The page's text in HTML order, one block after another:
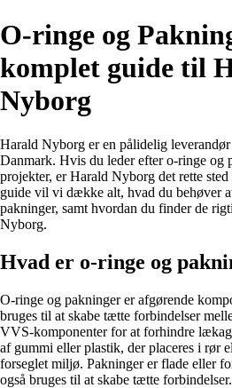
O-ringe og
komplet guide til
Nyborg
Harald Nyborg er en pålidelig
Danmark. Hvis du leder efter o-ringe
projekter, er Harald Nyborg det rette
guide vil vi dække alt, hvad du behøver
pakninger, samt hvordan du finder de
Nyborg.
Hvad er o-ringe og
O-ringe og pakninger er afgørende
bruges til at skabe tætte forbindelser
VVS-komponenter for at forhindre
af gummi eller plastik, der placeres i rør
forseglet miljø. Pakninger er flade eller
også bruges til at skabe tætte forbindelser.